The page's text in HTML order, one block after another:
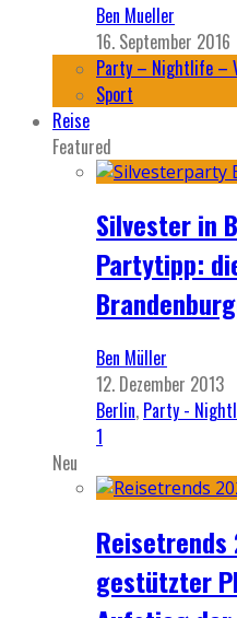
Ben Mueller
16. September 2016
Party – Nightlife –
Sport
Reise
Featured
Silvester in
Partytipp:
Ben Müller
12. Dezember 2013
Berlin, Party -
1
Neu
Reisetrends
gestützter